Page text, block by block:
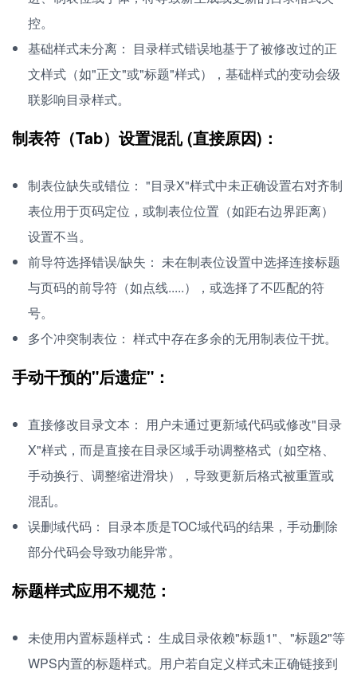
控。
基础样式未分离： 目录样式错误地基于了被修改过的正
文样式（如"正文"或"标题"样式），基础样式的变动会级
联影响目录样式。
制表符（Tab）设置混乱 (直接原因)：
制表位缺失或错位： "目录X"样式中未正确设置右对齐制
表位用于页码定位，或制表位位置（如距右边界距离）
设置不当。
前导符选择错误/缺失： 未在制表位设置中选择连接标题
与页码的前导符（如点线.....），或选择了不匹配的符
号。
多个冲突制表位： 样式中存在多余的无用制表位干扰。
手动干预的"后遗症"：
直接修改目录文本： 用户未通过更新域代码或修改"目录
X"样式，而是直接在目录区域手动调整格式（如空格、
手动换行、调整缩进滑块），导致更新后格式被重置或
混乱。
误删域代码： 目录本质是TOC域代码的结果，手动删除
部分代码会导致功能异常。
标题样式应用不规范：
未使用内置标题样式： 生成目录依赖"标题1"、"标题2"等
WPS内置的标题样式。用户若自定义样式未正确链接到